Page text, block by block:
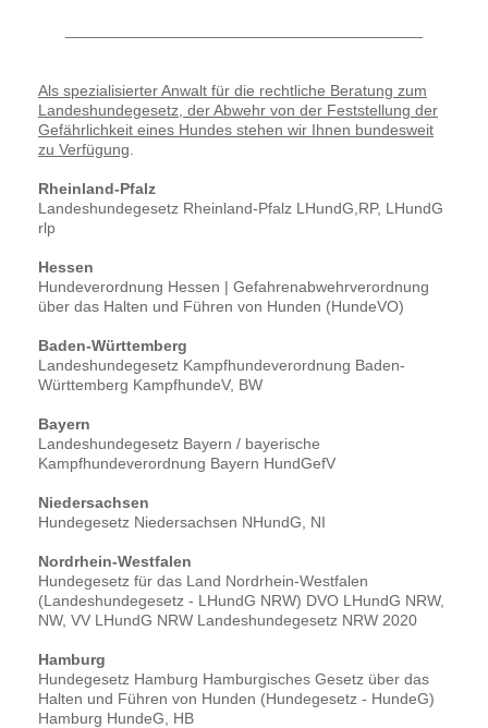
Als spezialisierter Anwalt für die rechtliche Beratung zum
Landeshundegesetz, der Abwehr von der Feststellung der
Gefährlichkeit eines Hundes stehen wir Ihnen bundesweit
zu Verfügung
Rheinland-Pfalz
Landeshundegesetz Rheinland-Pfalz LHundG,RP, LHundG
rlp
Hessen
Hundeverordnung Hessen | Gefahrenabwehrverordnung
über das Halten und Führen von Hunden (HundeVO)
Baden-Württemberg
Landeshundegesetz Kampfhundeverordnung Baden-
Württemberg KampfhundeV, BW
Bayern
Landeshundegesetz Bayern / bayerische
Kampfhundeverordnung Bayern HundGefV
Niedersachsen
Hundegesetz Niedersachsen NHundG, NI
Nordrhein-Westfalen
Hundegesetz für das Land Nordrhein-Westfalen
(Landeshundegesetz - LHundG NRW) DVO LHundG NRW,
NW, VV LHundG NRW Landeshundegesetz NRW 2020
Hamburg
Hundegesetz Hamburg Hamburgisches Gesetz über das
Halten und Führen von Hunden (Hundegesetz - HundeG)
Hamburg HundeG, HB